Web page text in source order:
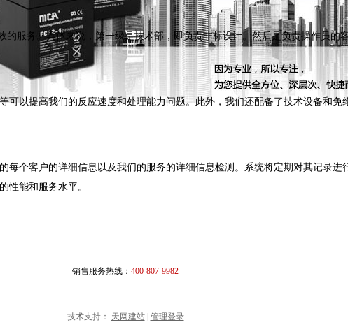
服务。具体来说，第一级是技术部，即负责非标设计。然后是负责操作员的
可以提高我们的反应速度和处理能力问题。此外，我们还配备了技术设备和
个客户的详细信息以及我们的服务的详细信息检测。系统将定期对其记录进
性能和服务水平。
销售服务热线： 400-807-9982
技术支持： 天网建站| 管理登录